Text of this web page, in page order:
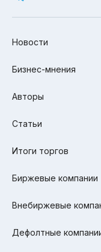
Новости
Бизнес-мнения
Авторы
Статьи
Итоги торгов
Биржевые компании
Внебиржевые
Дефолтные